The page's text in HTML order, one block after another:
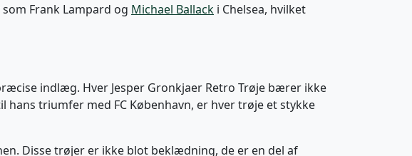
Frank Lampard og Michael Ballack i Chelsea, hvilket
indlæg. Hver Jesper Gronkjaer Retro Trøje bærer ikke
triumfer med FC København, er hver trøje et stykke
Disse trøjer er ikke blot beklædning, de er en del af